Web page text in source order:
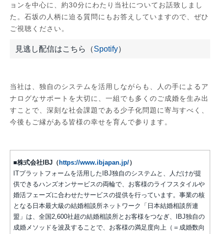
ョンを中心に、約30分にわたり当社についてお話致しまし
た。石坂の人柄に迫る質問にもお答えしていますので、ぜひ
ご視聴ください。
見逃し配信はこちら （Spotify）
当社は、独自のシステムを活用しながらも、人の手によるア
ナログなサポートを大切に、一組でも多くのご成婚を生み出
すことで、深刻な社会課題である少子化問題に寄与すべく、
今後もご縁がある皆様の幸せを育んで参ります。
■株式会社IBJ（ https://www.ibjapan.jp/）
ITプラットフォームを活用したIBJ独自のシステムと、人だけが提
供できるハンズオンサービスの両輪で、お客様のライフスタイルや
婚活フェーズに合わせたサービスの提供を行っています。事業の核
となる日本最大級の結婚相談所ネットワーク「日本結婚相談所連
盟」は、全国2,600社超の結婚相談所とお客様をつなぎ、IBJ独自の
成婚メソッドを波及することで、お客様の満足度向上（＝成婚数向